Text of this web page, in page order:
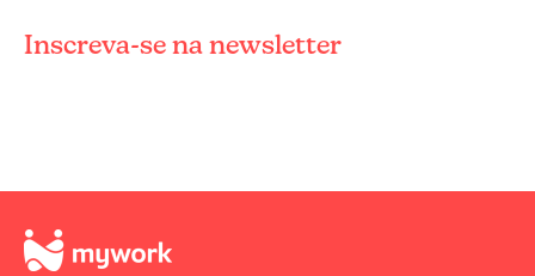
Inscreva-se na newsletter